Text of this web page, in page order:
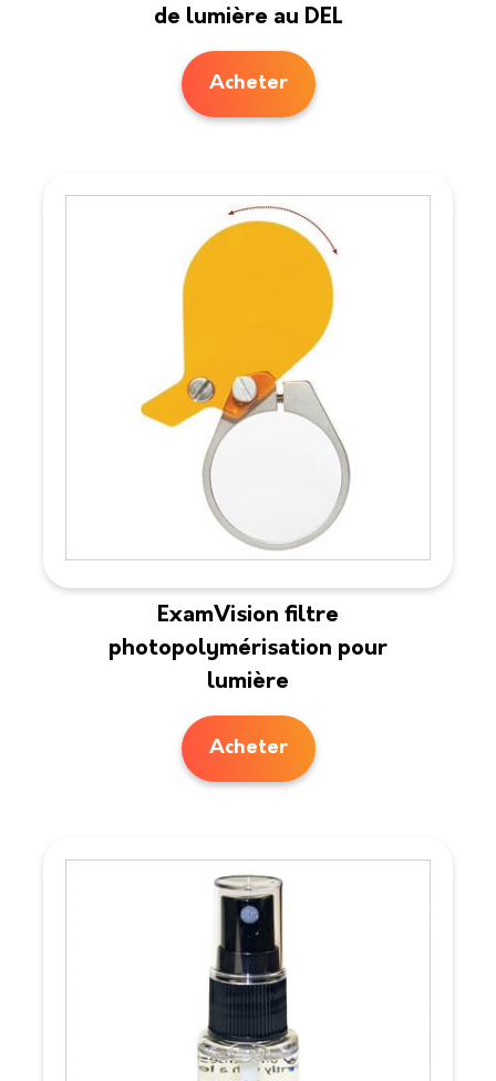
de lumière au DEL
Acheter
ExamVision filtre
photopolymérisation pour
lumière
Acheter